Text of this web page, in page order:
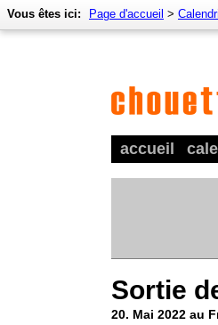
accueil
Vous êtes ici: Page d'accueil >
Sortie
20. Mai 2022 au